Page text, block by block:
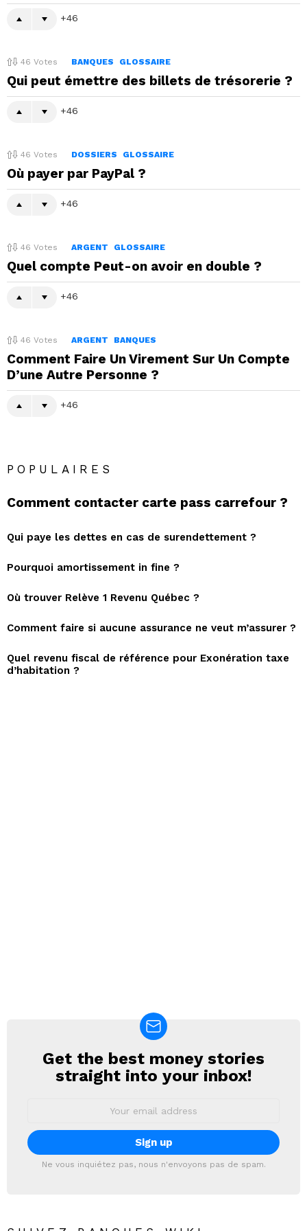
46
46 Votes BANQUES GLOSSAIRE
Qui peut émettre des billets de trésorerie ?
46
46 Votes DOSSIERS GLOSSAIRE
Où payer par PayPal ?
46
46 Votes ARGENT GLOSSAIRE
Quel compte Peut-on avoir en double ?
46
46 Votes ARGENT BANQUES
Comment Faire Un Virement Sur Un Compte
D’une Autre Personne ?
46
POPULAIRES
Comment contacter carte pass carrefour ?
Qui paye les dettes en cas de surendettement ?
Pourquoi amortissement in fine ?
Où trouver Relève 1 Revenu Québec ?
Comment faire si aucune assurance ne veut m’assurer ?
Quel revenu fiscal de référence pour Exonération taxe
d’habitation ?
NEWSLETTER
Get the best money stories
straight into your inbox!
Ne vous inquiétez pas, nous n'envoyons pas de spam.